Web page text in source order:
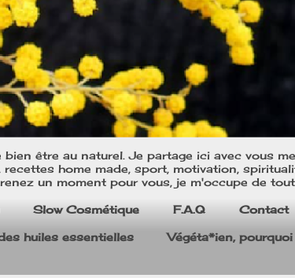
être au naturel. Je partage ici avec vous
home made, sport, motivation,
un moment pour vous, je m'occupe de
Slow Cosmétique F.A.Q Contact
huiles essentielles Végéta*ien,